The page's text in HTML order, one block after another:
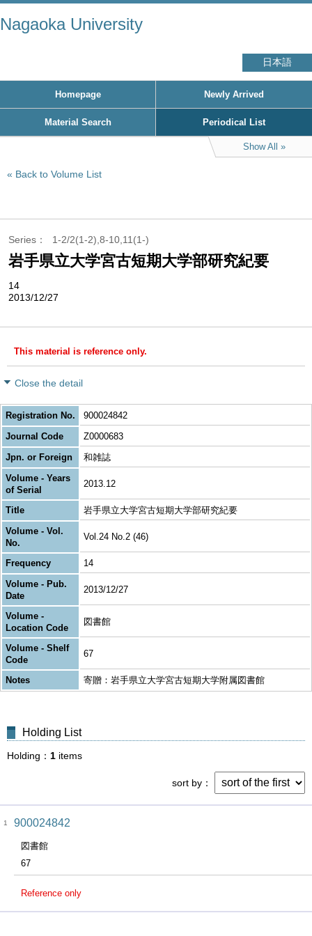
Nagaoka University
日本語
Homepage Newly Arrived
Material Search Periodical List
Show All
Back to Volume List
Series 1-2/2(1-2),8-10,11(1-)
岩手県立大学宮古短期大学部研究紀要
14
2013/12/27
This material is reference only.
Close the detail
Registration No.
900024842
Journal Code
Z0000683
Jpn. or Foreign
和雑誌
Volume - Years
of Serial
2013.12
Title
岩手県立大学宮古短期大学部研究紀要
Volume - Vol.
No.
Vol.24 No.2 (46)
Frequency
14
Volume - Pub.
Date
2013/12/27
Volume -
Location Code
図書館
Volume - Shelf
Code
67
Notes 寄贈：岩手県立大学宮古短期大学附属図書館
Holding List
Holding 1 items
sort by
1 900024842
図書館
67
Reference only